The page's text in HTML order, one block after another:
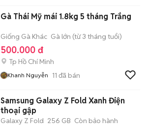
Gà Thái Mỹ mái 1.8kg 5 tháng Trắng
Giống Gà Khác Gà lớn (từ 3 tháng tuổi)
500.000 đ
Tp Hồ Chí Minh
Khanh Nguyễn 11 đã bán
Samsung Galaxy Z Fold Xanh Điện
thoại gập
Galaxy Z Fold 256 GB Còn bảo hành